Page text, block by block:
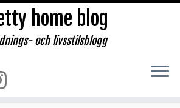
home blog
och livsstilsblogg